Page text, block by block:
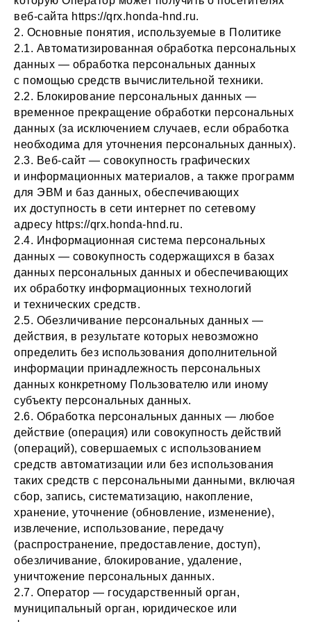
веб-сайта https://qrx.honda-hnd.ru.
2. Основные понятия, используемые в Политике
2.1. Автоматизированная обработка персональных
данных — обработка персональных данных
с помощью средств вычислительной техники.
2.2. Блокирование персональных данных —
временное прекращение обработки персональных
данных (за исключением случаев, если обработка
необходима для уточнения персональных данных).
2.3. Веб-сайт — совокупность графических
и информационных материалов, а также программ
для ЭВМ и баз данных, обеспечивающих
их доступность в сети интернет по сетевому
адресу https://qrx.honda-hnd.ru.
2.4. Информационная система персональных
данных — совокупность содержащихся в базах
данных персональных данных и обеспечивающих
их обработку информационных технологий
и технических средств.
2.5. Обезличивание персональных данных —
действия, в результате которых невозможно
определить без использования дополнительной
информации принадлежность персональных
данных конкретному Пользователю или иному
субъекту персональных данных.
2.6. Обработка персональных данных — любое
действие (операция) или совокупность действий
(операций), совершаемых с использованием
средств автоматизации или без использования
таких средств с персональными данными, включая
сбор, запись, систематизацию, накопление,
хранение, уточнение (обновление, изменение),
извлечение, использование, передачу
(распространение, предоставление, доступ),
обезличивание, блокирование, удаление,
уничтожение персональных данных.
2.7. Оператор — государственный орган,
муниципальный орган, юридическое или